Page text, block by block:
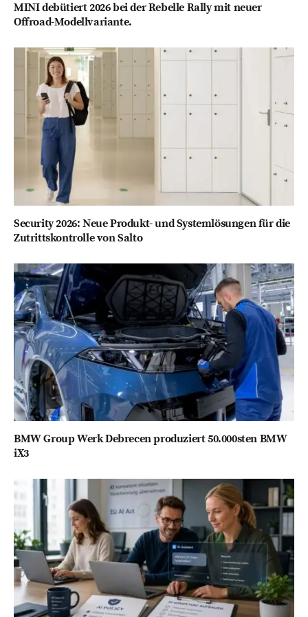
MINI debütiert 2026 bei der Rebelle Rally mit neuer
Offroad-Modellvariante.
Security 2026: Neue Produkt- und Systemlösungen für die
Zutrittskontrolle von Salto
BMW Group Werk Debrecen produziert 50.000sten BMW
iX3